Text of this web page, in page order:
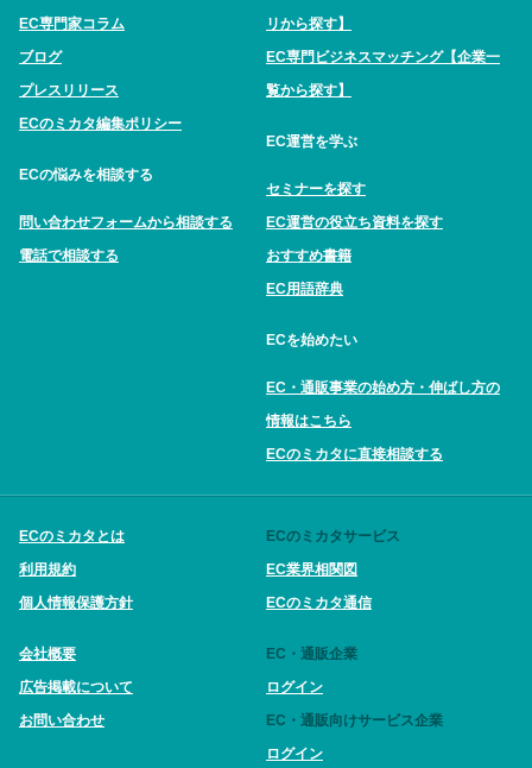
EC専門家コラム
ブログ
プレスリリース
ECのミカタ編集ポリシー
ECの悩みを相談する
問い合わせフォームから相談する
電話で相談する
リから探す】
EC専門ビジネスマッチング【企業一
覧から探す】
EC運営を学ぶ
セミナーを探す
EC運営の役立ち資料を探す
おすすめ書籍
EC用語辞典
ECを始めたい
EC・通販事業の始め方・伸ばし方の
情報はこちら
ECのミカタに直接相談する
ECのミカタとは
利用規約
個人情報保護方針
会社概要
広告掲載について
お問い合わせ
ECのミカタサービス
EC業界相関図
ECのミカタ通信
EC・通販企業
ログイン
EC・通販向けサービス企業
ログイン